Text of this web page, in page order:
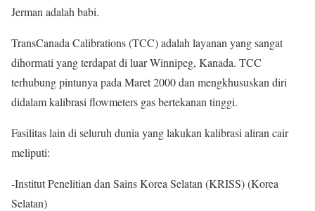
Jerman adalah babi.
TransCanada Calibrations (TCC) adalah layanan yang sangat
dihormati yang terdapat di luar Winnipeg, Kanada. TCC
terhubung pintunya pada Maret 2000 dan mengkhususkan diri
didalam kalibrasi flowmeters gas bertekanan tinggi.
Fasilitas lain di seluruh dunia yang lakukan kalibrasi aliran cair
meliputi:
-Institut Penelitian dan Sains Korea Selatan (KRISS) (Korea
Selatan)